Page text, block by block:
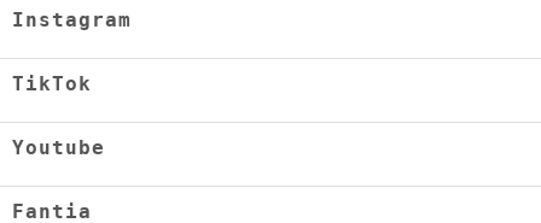
Instagram
TikTok
Youtube
Fantia